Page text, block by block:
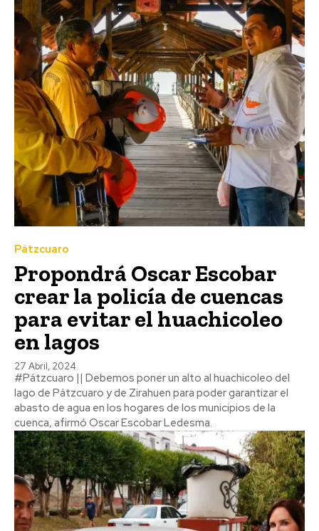
Pátzcuaro
Propondrá Oscar Escobar
crear la policía de cuencas
para evitar el huachicoleo
en lagos
27 Abril, 2024
#Pátzcuaro || Debemos poner un alto al huachicoleo del
lago de Pátzcuaro y de Zirahuen para poder garantizar el
abasto de agua en los hogares de los municipios de la
cuenca, afirmó Oscar Escobar Ledesma.